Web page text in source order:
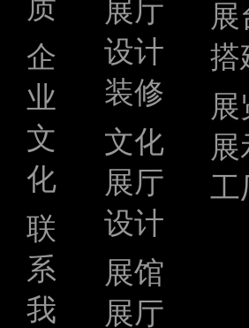
质
企
业
文
化
联
系
我
展厅
设计
装修
文化
展厅
设计
展馆
展厅
展
搭
展
展
工